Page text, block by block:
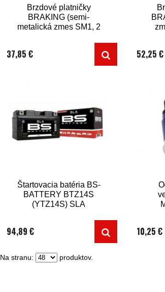
Brzdové platničky
BRAKING (semi-
metalická zmes SM1, 2
37,85 € 52,25 €
Štartovacia batéria BS-
BATTERY BTZ14S
(YTZ14S) SLA
94,89 € 10,25 €
Na stranu: produktov.